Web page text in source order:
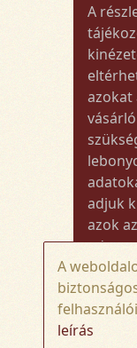
A
azokat
adjuk
azok
adott
A
leírás